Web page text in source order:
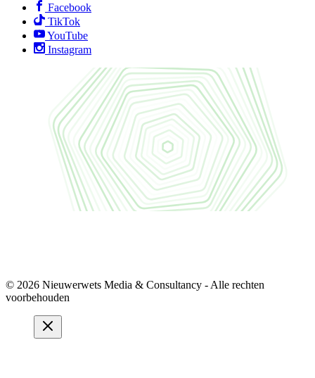
Facebook
TikTok
YouTube
Instagram
© 2026 Nieuwerwets Media & Consultancy - Alle rechten
voorbehouden